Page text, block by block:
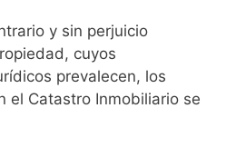
y sin perjuicio
cuyos
prevalecen, los
el Catastro Inmobiliario se